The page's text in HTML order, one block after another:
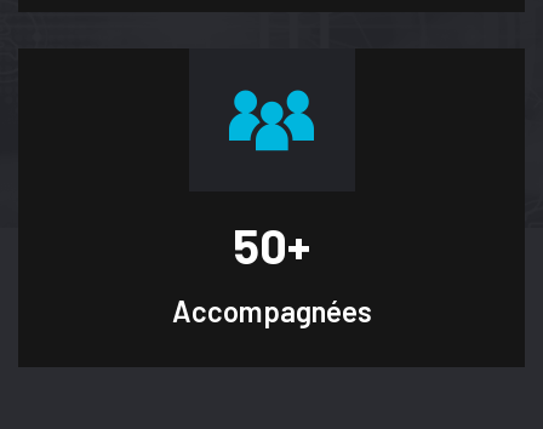
50+
Accompagnées